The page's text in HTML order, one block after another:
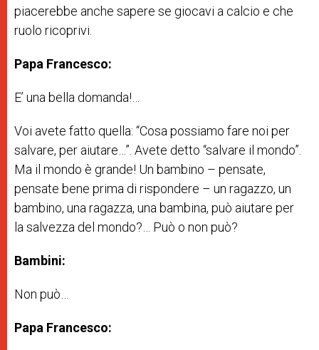
piacerebbe anche sapere se giocavi a calcio e che
ruolo ricoprivi.
Papa Francesco:
E’ una bella domanda!…
Voi avete fatto quella: “Cosa possiamo fare noi per
salvare, per aiutare…”. Avete detto “salvare il mondo”.
Ma il mondo è grande! Un bambino – pensate,
pensate bene prima di rispondere – un ragazzo, un
bambino, una ragazza, una bambina, può aiutare per
la salvezza del mondo?… Può o non può?
Bambini:
Non può…
Papa Francesco: